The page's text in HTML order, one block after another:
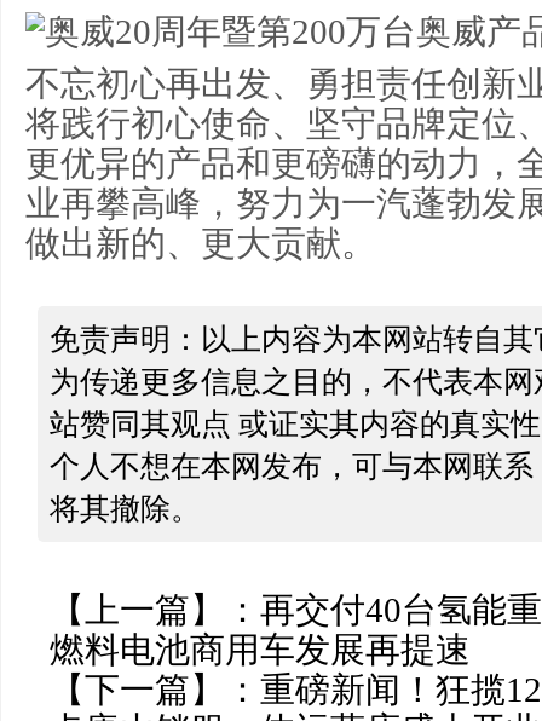
不忘初心再出发、勇担责任创新
将践行初心使命、坚守品牌定位
更优异的产品和更磅礴的动力，
业再攀高峰，努力为一汽蓬勃发
做出新的、更大贡献。
免责声明：以上内容为本网站转自
为传递更多信息之目的，不代表本
站赞同其观点 或证实其内容的真实
个人不想在本网发布，可与本网联
将其撤除。
【上一篇】： 再交付40台氢能
燃料电池商用车发展再提速
【下一篇】： 重磅新闻！狂揽